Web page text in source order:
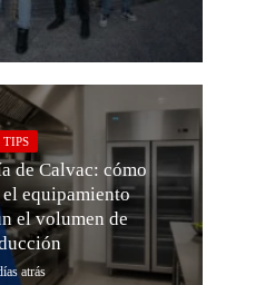
TIPS
de Calvac: cómo
equipamiento
el volumen de
atrás